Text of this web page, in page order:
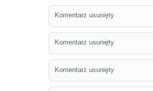
Komentarz usunięty
Komentarz usunięty
Komentarz usunięty